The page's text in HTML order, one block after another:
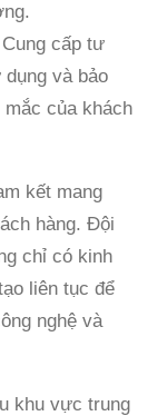
Cung cấp tư
và bảo
của khách
kết mang
hàng. Đội
chỉ có kinh
liên tục để
nghệ và
khu vực trung